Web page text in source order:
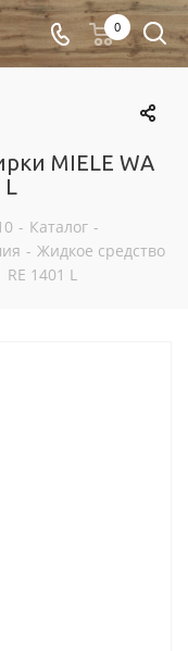
0
MIELE WA
L
- Каталог -
- Жидкое средство
RE 1401 L